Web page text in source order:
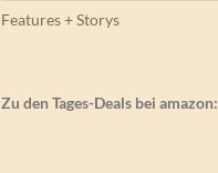
Features + Storys
Zu den Tages-Deals bei amazon: